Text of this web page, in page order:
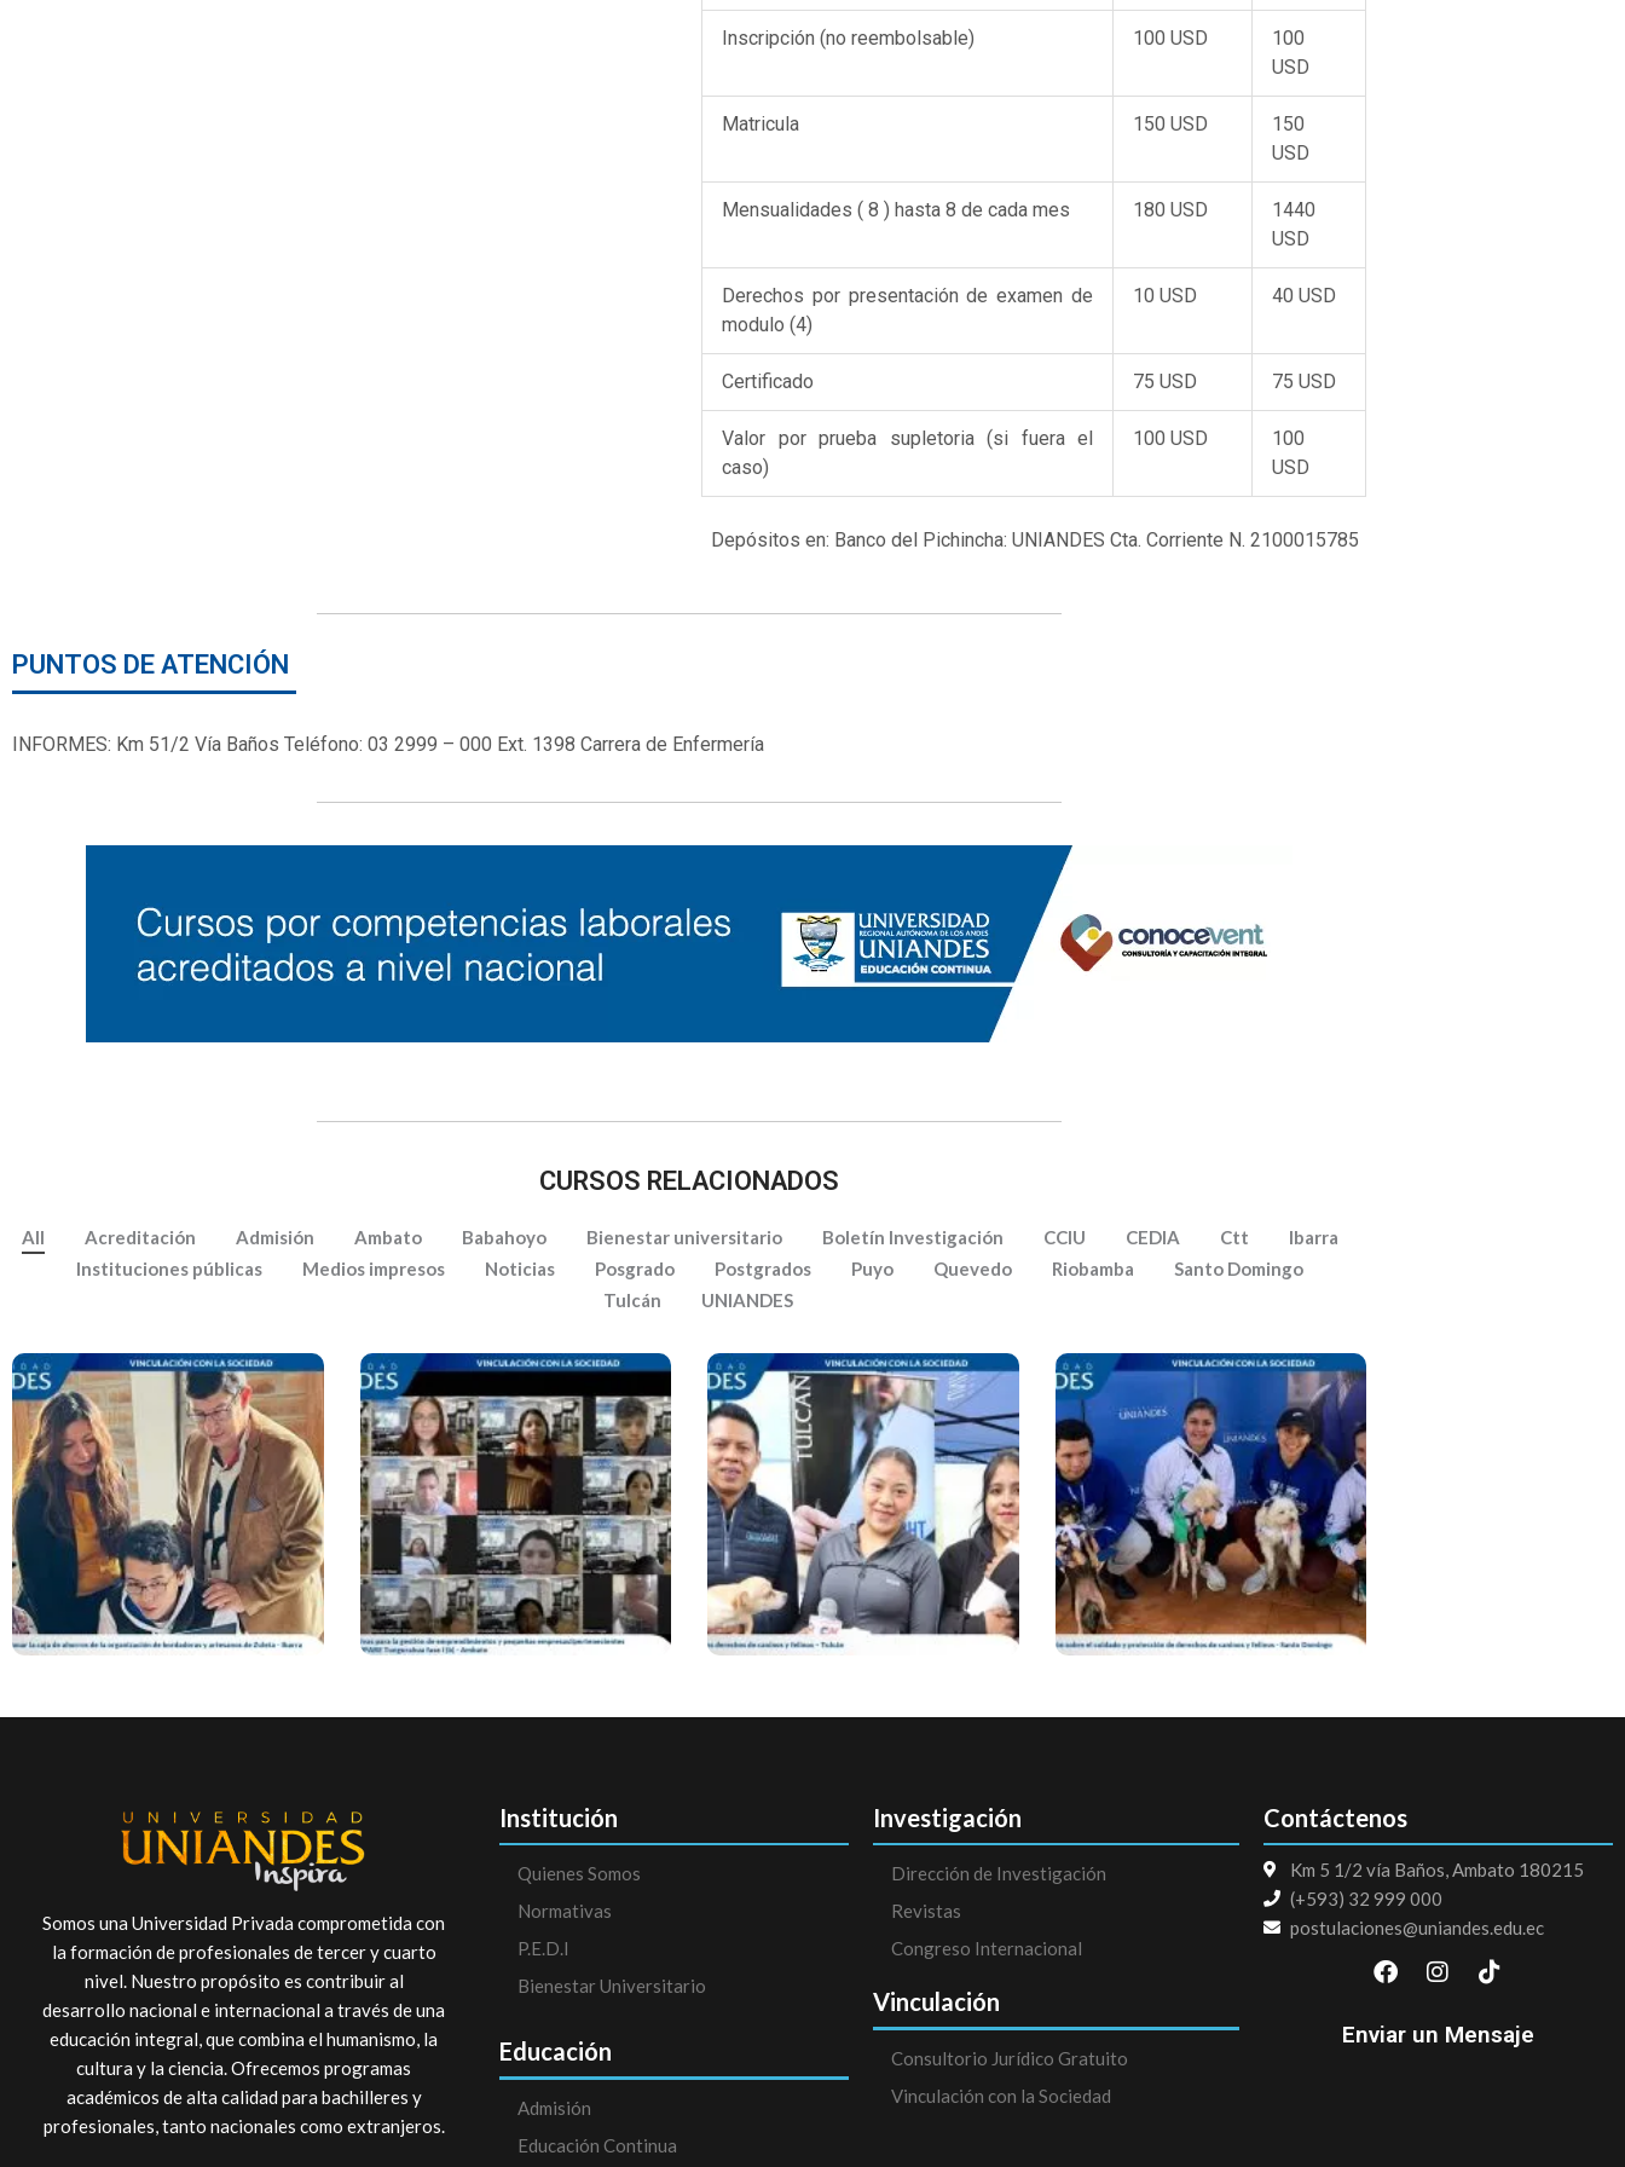
Inscripción (no reembolsable) 100 USD
100
USD
Matricula 150 USD
150
USD
Mensualidades ( 8 ) hasta 8 de cada mes 180 USD
1440
USD
Derechos por presentación de examen de
modulo (4)
10 USD 40 USD
Certificado 75 USD 75 USD
Valor por prueba supletoria (si fuera el
caso)
100 USD
100
USD
Depósitos en: Banco del Pichincha: UNIANDES Cta. Corriente N. 2100015785
PUNTOS DE ATENCIÓN
INFORMES: Km 51/2 Vía Baños Teléfono: 03 2999 – 000 Ext. 1398 Carrera de Enfermería
CURSOS RELACIONADOS
All Acreditación Admisión Ambato Babahoyo Bienestar universitario Boletín Investigación CCIU CEDIA Ctt
Ibarra
Instituciones públicas
Medios impresos Noticias Posgrado Postgrados Puyo Quevedo Riobamba
Santo Domingo
Tulcán
UNIANDES
Aplicación Web Para
Gestionar La Caja De
Ahorros De La Organización
De Bordadoras Y Artesanos
De Zuleta – Ibarra
Herramientas
Administrativas Para La
Gestión De Emprendimientos
Y Pequeñas
Empresas Pertenecientes A
Miembros De La
CONAGOPARE Tungurahua
Fase I (b) – Ambato
Cuidado Y Protección De Los
Derechos De Caninos Y
Felinos – Tulcán
Campaña De Concientización
Sobre El Cuidado Y
Protección De Derechos De
Caninos Y Felinos – Santo
Domingo
Somos una Universidad Privada comprometida con
la formación de profesionales de tercer y cuarto
nivel. Nuestro propósito es contribuir al
desarrollo nacional e internacional a través de una
educación integral, que combina el humanismo, la
cultura y la ciencia. Ofrecemos programas
académicos de alta calidad para bachilleres y
profesionales, tanto nacionales como extranjeros.
Institución
Quienes Somos
Normativas
P.E.D.I
Bienestar Universitario
Educación
Admisión
Educación Continua
Investigación
Dirección de Investigación
Revistas
Congreso Internacional
Vinculación
Consultorio Jurídico Gratuito
Vinculación con la Sociedad
Contáctenos
Km 5 1/2 vía Baños, Ambato 180215
(+593) 32 999 000
postulaciones@uniandes.edu.ec
F
a
e
I
n
t
T
i
t
Enviar un Mensaje